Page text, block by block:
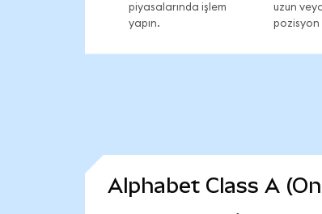
piyasalarında işlem
yapın.
uzun
pozisyon
Alphabet Class A